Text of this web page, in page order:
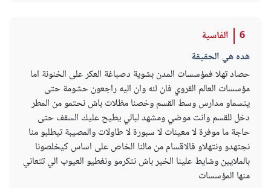
6
الفاسية
هده هي الحقيقة
حصاد تهلا فمؤسسات المدن بشوية دصباغة العكر على الخنونة اما
مؤسسات العالم القروي فان لله وان اليه راجعون حشومة حتى
يتسماو مدارس وسط القسم وخصنا مظلات باش نحتمو من المطر
دخل للقسم وانت موضي ومشهد لبالي يطيح عليك السقف حتى
حاجة ما موفرة لا معينات لا سبورة لا طاولات والمصيبة تيطلبو منا
نجتهدو ونتهلاو فالاقسام من مالنا الخاص على اساس كيخلصونا
بالملايين وشايط علينا الخير باش نتكرمو ونغطيو العيوب الي تتعاني
منها المؤسسات